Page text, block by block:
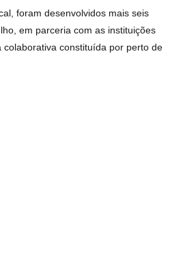
foram desenvolvidos mais seis
em parceria com as instituições
colaborativa constituída por perto de